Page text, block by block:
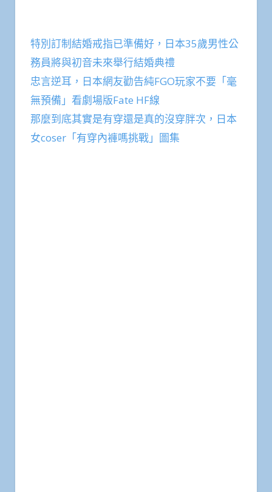
特別訂制結婚戒指已準備好，日本35歲男性公
務員將與初音未來舉行結婚典禮
忠言逆耳，日本網友勸告純FGO玩家不要「毫
無預備」看劇場版Fate HF線
那麼到底其實是有穿還是真的沒穿胖次，日本
女coser「有穿內褲嗎挑戰」圖集